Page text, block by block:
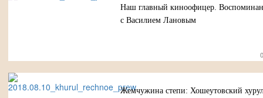
Наш главный киноофицер.
с Василием Лановым
Жемчужина степи: Хошеутовский